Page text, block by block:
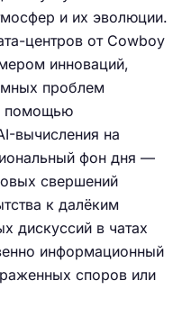
и их эволюции.
центров от Cowboy
инноваций,
проблем
помощью
вычисления на
фон дня —
свершений
к далёким
дискуссий в чатах
информационный
споров или